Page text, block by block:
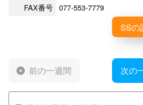
FAX番号 077-553-7779
SSの
前の一週間 次の